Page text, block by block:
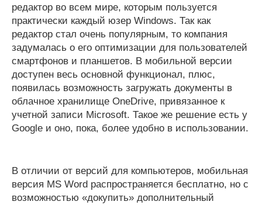
редактор во всем мире, которым пользуется
практически каждый юзер Windows. Так как
редактор стал очень популярным, то компания
задумалась о его оптимизации для пользователей
смартфонов и планшетов. В мобильной версии
доступен весь основной функционал, плюс,
появилась возможность загружать документы в
облачное хранилище OneDrive, привязанное к
учетной записи Microsoft. Такое же решение есть у
Google и оно, пока, более удобно в использовании.
В отличии от версий для компьютеров, мобильная
версия MS Word распространяется бесплатно, но с
возможностью «докупить» дополнительный